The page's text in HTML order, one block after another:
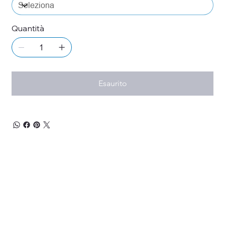
Quantità
Esaurito